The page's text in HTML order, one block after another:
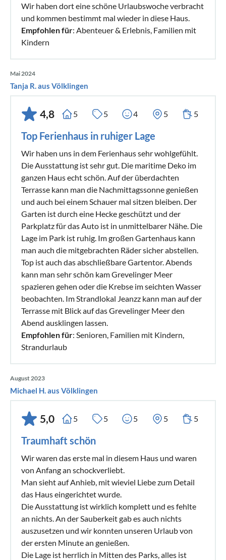
Wir haben dort eine schöne Urlaubswoche verbracht
und kommen bestimmt mal wieder in diese Haus.
Empfohlen für: Abenteuer & Erlebnis, Familien mit
Kindern
Mai 2024
Tanja R. aus Völklingen
4,8 5 5 4 5 5
Top Ferienhaus in ruhiger Lage
Wir haben uns in dem Ferienhaus sehr wohlgefühlt.
Die Ausstattung ist sehr gut. Die maritime Deko im
ganzen Haus echt schön. Auf der überdachten
Terrasse kann man die Nachmittagssonne genießen
und auch bei einem Schauer mal sitzen bleiben. Der
Garten ist durch eine Hecke geschützt und der
Parkplatz für das Auto ist in unmittelbarer Nähe. Die
Lage im Park ist ruhig. Im großen Gartenhaus kann
man auch die mitgebrachten Räder sicher abstellen.
Top ist auch das abschließbare Gartentor. Abends
kann man sehr schön kam Grevelinger Meer
spazieren gehen oder die Krebse im seichten Wasser
beobachten. Im Strandlokal Jeanzz kann man auf der
Terrasse mit Blick auf das Grevelinger Meer den
Abend ausklingen lassen.
Empfohlen für: Senioren, Familien mit Kindern,
Strandurlaub
August 2023
Michael H. aus Völklingen
5,0 5 5 5 5 5
Traumhaft schön
Wir waren das erste mal in diesem Haus und waren
von Anfang an schockverliebt.
Man sieht auf Anhieb, mit wieviel Liebe zum Detail
das Haus eingerichtet wurde.
Die Ausstattung ist wirklich komplett und es fehlte
an nichts. An der Sauberkeit gab es auch nichts
auszusetzen und wir konnten unseren Urlaub von
der ersten Minute an genießen.
Die Lage ist herrlich in Mitten des Parks, alles ist